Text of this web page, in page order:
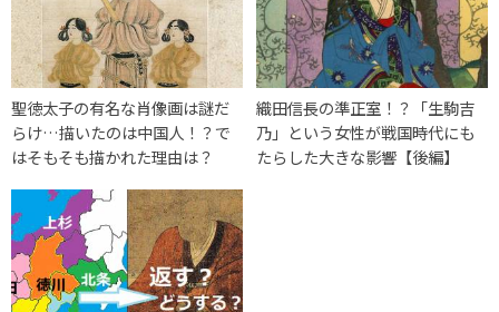
聖徳太子の有名な肖像画は謎だ
らけ…描いたのは中国人！？で
はそもそも描かれた理由は？
織田信長の準正室！？「生駒吉
乃」という女性が戦国時代にも
たらした大きな影響【後編】